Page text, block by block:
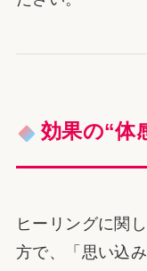
効果の“体
ヒーリングに関
方で、「思い込